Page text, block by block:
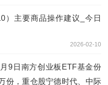
）主要商品操作建议_今日
2026-02-10
9日南方创业板ETF基金份
份，重仓股宁德时代、中际